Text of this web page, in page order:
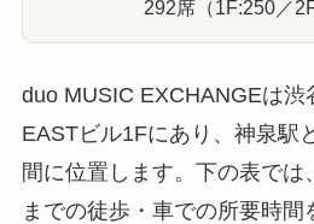
292席（1F:250／
duo MUSIC EXCHANGEは渋
EASTビル1Fにあり、神泉駅
間に位置します。下の表では
までの徒歩・車での所要時間